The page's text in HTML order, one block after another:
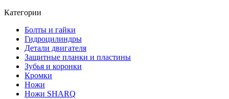
Категории
Болты и гайки
Гидроцилиндры
Детали двигателя
Защитные планки и пластины
Зубья и коронки
Кромки
Ножи
Ножи SHARQ